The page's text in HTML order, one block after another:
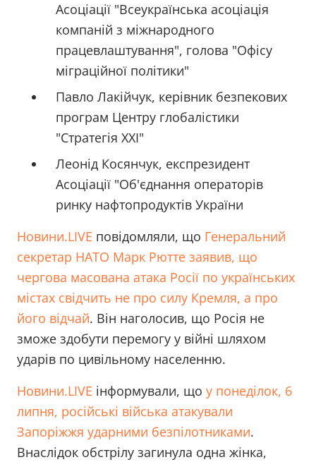
Асоціації "Всеукраїнська асоціація
компаній з міжнародного
працевлаштування", голова "Офісу
міграційної політики"
Павло Лакійчук, керівник безпекових
програм Центру глобалістики
"Стратегія ХХІ"
Леонід Косянчук, експрезидент
Асоціації "Об'єднання операторів
ринку нафтопродуктів України
Новини.LIVE повідомляли, що Генеральний
секретар НАТО Марк Рютте заявив, що
чергова масована атака Росії по українських
містах свідчить не про силу Кремля, а про
його відчай. Він наголосив, що Росія не
зможе здобути перемогу у війні шляхом
ударів по цивільному населенню.
Новини.LIVE інформували, що у понеділок, 6
липня, російські війська атакували
Запоріжжя ударними безпілотниками.
Внаслідок обстрілу загинула одна жінка,